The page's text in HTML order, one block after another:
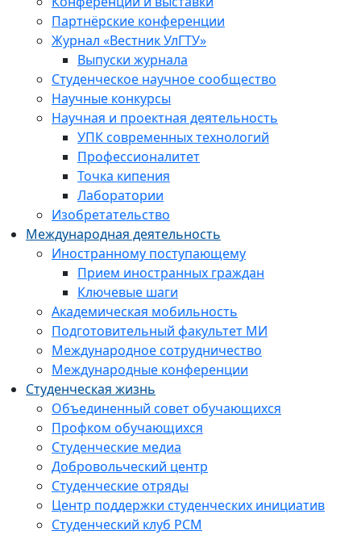
Партнёрские конференции
Журнал «Вестник УлГТУ»
Выпуски журнала
Студенческое научное сообщество
Научные конкурсы
Научная и проектная деятельность
УПК современных технологий
Профессионалитет
Точка кипения
Лаборатории
Изобретательство
Международная деятельность
Иностранному поступающему
Прием иностранных граждан
Ключевые шаги
Академическая мобильность
Подготовительный факультет МИ
Международное сотрудничество
Международные конференции
Студенческая жизнь
Объединенный совет обучающихся
Профком обучающихся
Студенческие медиа
Добровольческий центр
Студенческие отряды
Центр поддержки студенческих инициатив
Студенческий клуб РСМ